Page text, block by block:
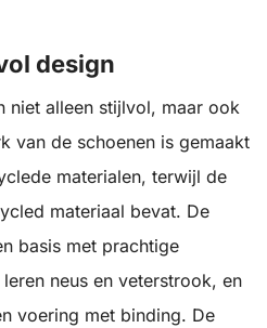
design
niet alleen stijlvol, maar ook
van de schoenen is gemaakt
materialen, terwijl de
materiaal bevat. De
basis met prachtige
neus en veterstrook, en
voering met binding. De